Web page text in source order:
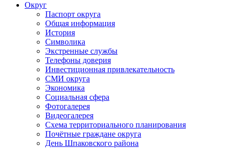
Округ
Паспорт округа
Общая информация
История
Символика
Экстренные службы
Телефоны доверия
Инвестиционная привлекательность
СМИ округа
Экономика
Социальная сфера
Фотогалерея
Видеогалерея
Схема территориального планирования
Почётные граждане округа
День Шпаковского района